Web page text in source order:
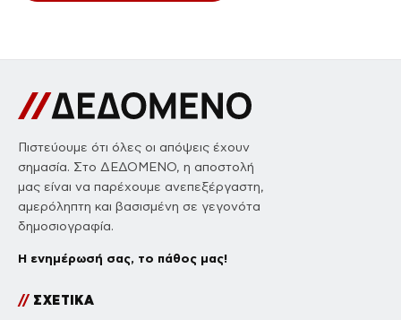
Πιστεύουμε ότι όλες οι απόψεις έχουν
σημασία. Στο ΔΕΔΟΜΕΝΟ, η αποστολή
μας είναι να παρέχουμε ανεπεξέργαστη,
αμερόληπτη και βασισμένη σε γεγονότα
δημοσιογραφία.
Η ενημέρωσή σας, το πάθος μας!
//ΣΧΕΤΙΚΑ